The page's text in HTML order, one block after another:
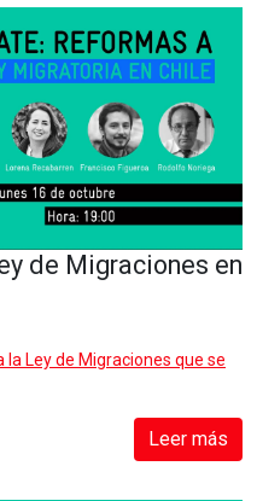
de Migraciones en
Ley de Migraciones que se
Leer más